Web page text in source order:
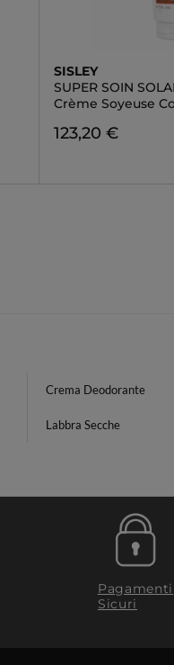
SISLEY
SUPER SOIN
Crème Soyeuse
123,20 €
Crema Deodorante
Labbra Secche
Pagamenti
Sicuri